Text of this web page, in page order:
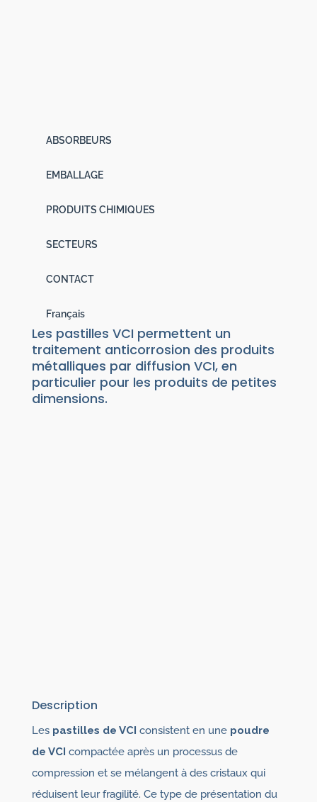
ABSORBEURS
EMBALLAGE
PRODUITS CHIMIQUES
SECTEURS
CONTACT
Français
Les pastilles VCI permettent un
traitement anticorrosion des produits
métalliques par diffusion VCI, en
particulier pour les produits de petites
dimensions.
Description
Les pastilles de VCI consistent en une poudre
de VCI compactée après un processus de
compression et se mélangent à des cristaux qui
réduisent leur fragilité. Ce type de présentation du